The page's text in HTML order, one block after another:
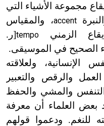
مجموعة الأشياء التي
accent، والمقياس
الزمني tempo
[ر.
الصحيح في الموسيقى.
الإنسانية، ولعلاقته
والرقص والتعبير
والمشي والحفظ
بعض العلماء أن معرفة
للنغم. ودعموا قولهم